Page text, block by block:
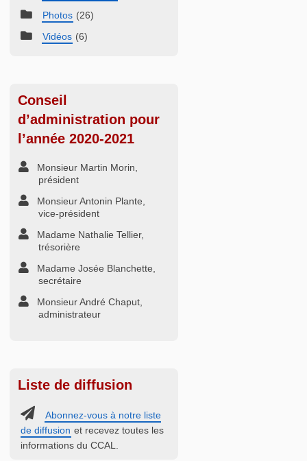
Photos (26)
Vidéos (6)
Conseil
d’administration pour
l’année 2020-2021
Monsieur Martin Morin,
président
Monsieur Antonin Plante,
vice-président
Madame Nathalie Tellier,
trésorière
Madame Josée Blanchette,
secrétaire
Monsieur André Chaput,
administrateur
Liste de diffusion
Abonnez-vous à notre liste
de diffusion et recevez toutes les
informations du CCAL.